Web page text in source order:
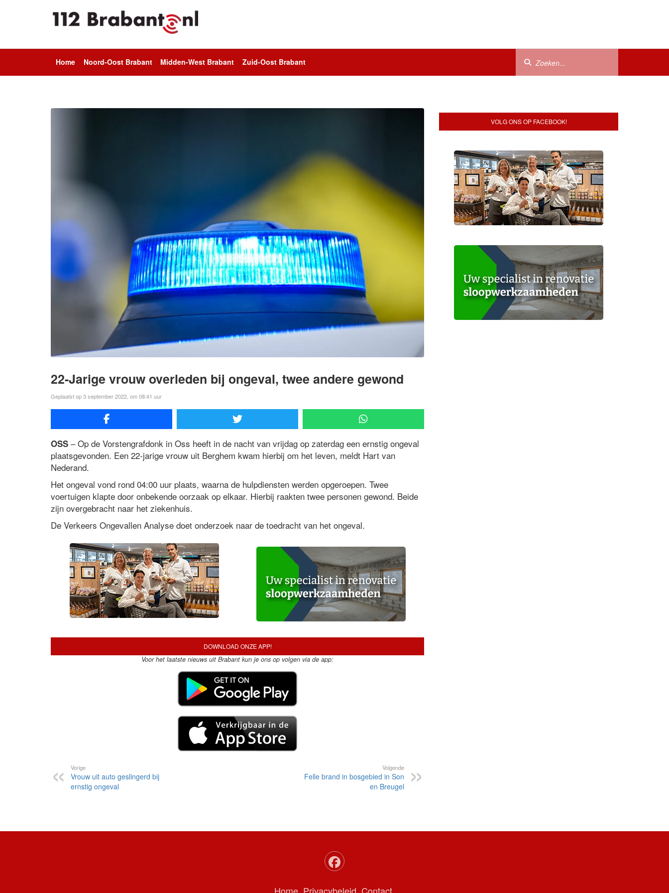
Home Noord-Oost Brabant Midden-West Brabant Zuid-Oost Brabant
22-Jarige vrouw overleden bij ongeval, twee andere gewond
Geplaatst op 3 september 2022, om 08:41 uur
OSS – Op de Vorstengrafdonk in Oss heeft in de nacht van vrijdag op zaterdag een ernstig ongeval
plaatsgevonden. Een 22-jarige vrouw uit Berghem kwam hierbij om het leven, meldt Hart van
Nederand.
Het ongeval vond rond 04:00 uur plaats, waarna de hulpdiensten werden opgeroepen. Twee
voertuigen klapte door onbekende oorzaak op elkaar. Hierbij raakten twee personen gewond. Beide
zijn overgebracht naar het ziekenhuis.
De Verkeers Ongevallen Analyse doet onderzoek naar de toedracht van het ongeval.
DOWNLOAD ONZE APP!
Voor het laatste nieuws uit Brabant kun je ons op volgen via de app:
Vorige
Vrouw uit auto geslingerd bij
ernstig ongeval
Volgende
Felle brand in bosgebied in Son
en Breugel
VOLG ONS OP FACEBOOK!
Home Privacybeleid Contact